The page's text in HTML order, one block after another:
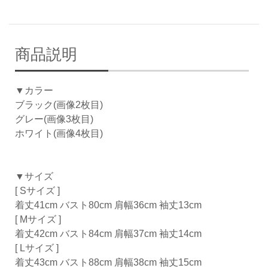
商品説明
▼カラー
ブラック(画像2枚目)
グレー(画像3枚目)
ホワイト(画像4枚目)
▼サイズ
[ Sサイズ ]
着丈41cm バスト80cm 肩幅36cm 袖丈13cm
[ Mサイズ ]
着丈42cm バスト84cm 肩幅37cm 袖丈14cm
[ Lサイズ ]
着丈43cm バスト88cm 肩幅38cm 袖丈15cm